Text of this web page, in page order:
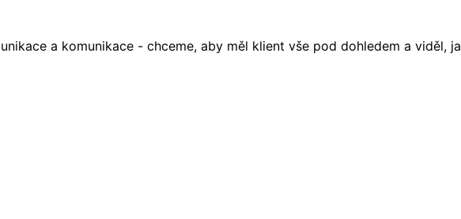
a komunikace - chceme, aby měl klient vše pod dohledem a viděl,